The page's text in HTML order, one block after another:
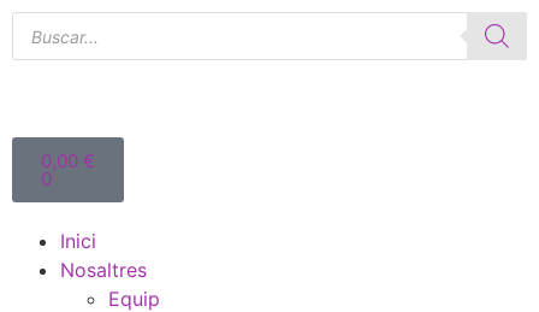
0,00 €
0
Inici
Nosaltres
Equip